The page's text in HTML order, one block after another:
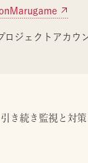
ジェクトアカウ
き続き監視と対